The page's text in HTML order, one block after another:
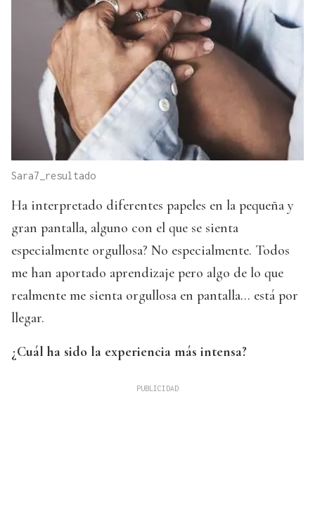
Sara7_resultado
Ha interpretado diferentes papeles en la pequeña y
gran pantalla, alguno con el que se sienta
especialmente orgullosa? No especialmente. Todos
me han aportado aprendizaje pero algo de lo que
realmente me sienta orgullosa en pantalla... está por
llegar.
¿Cuál ha sido la experiencia más intensa?